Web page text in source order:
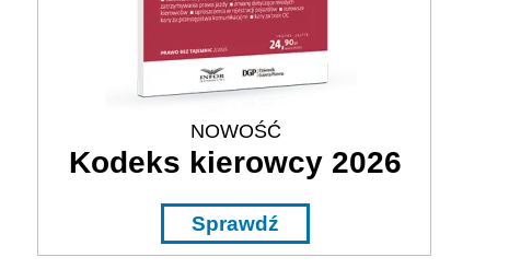
NOWOŚĆ
Kodeks kierowcy 2026
Sprawdź